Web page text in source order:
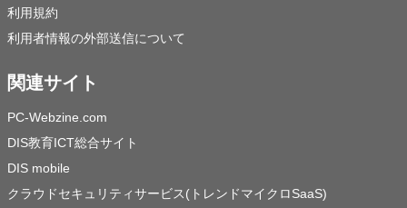
利用規約
利用者情報の外部送信について
関連サイト
PC-Webzine.com
DIS教育ICT総合サイト
DIS mobile
クラウドセキュリティサービス(トレンドマイクロSaaS)